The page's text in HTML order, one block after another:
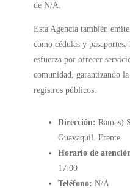
de N/A.
Esta Agencia también
como cédulas y
esfuerza por ofrecer
comunidad, garantizando
registros públicos.
Dirección: Ramas)
Guayaquil. Frente
Horario de
17:00
Teléfono: N/A